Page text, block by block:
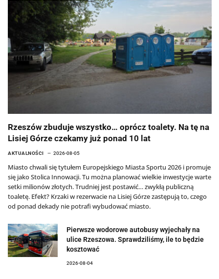
Rzeszów zbuduje wszystko… oprócz toalety. Na tę na
Lisiej Górze czekamy już ponad 10 lat
AKTUALNOŚCI 2026-08-05
Miasto chwali się tytułem Europejskiego Miasta Sportu 2026 i promuje
się jako Stolica Innowacji. Tu można planować wielkie inwestycje warte
setki milionów złotych. Trudniej jest postawić… zwykłą publiczną
toaletę. Efekt? Krzaki w rezerwacie na Lisiej Górze zastępują to, czego
od ponad dekady nie potrafi wybudować miasto.
Pierwsze wodorowe autobusy wyjechały na
ulice Rzeszowa. Sprawdziliśmy, ile to będzie
kosztować
2026-08-04